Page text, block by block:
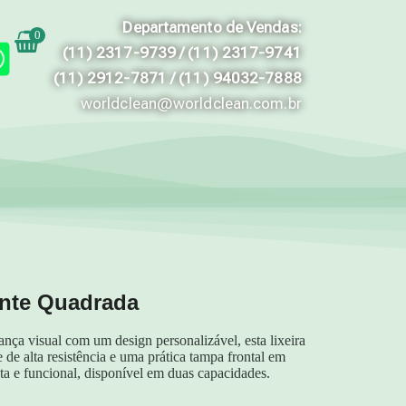
0
Departamento de Vendas:
(11) 2317-9739 / (11) 2317-9741
(11) 2912-7871 / (11) 94032-7888
worldclean@worldclean.com.br
Quadrada
visual com um design personalizável, esta lixeira
de alta resistência e uma prática tampa frontal em
e funcional, disponível em duas capacidades.